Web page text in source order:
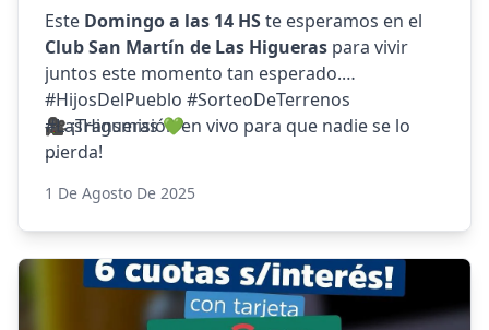
Este Domingo a las 14 HSte esperamos en el
Club San Martín de Las Higueras para vivir
juntos este momento tan esperado.
🎥 ¡Transmisión en vivo para que nadie se lo
pierda!
#HijosDelPueblo #SorteoDeTerrenos
#LasHigueras 💚
PADRON FINAL
HAZ CLICK ACA
1 De Agosto De 2025